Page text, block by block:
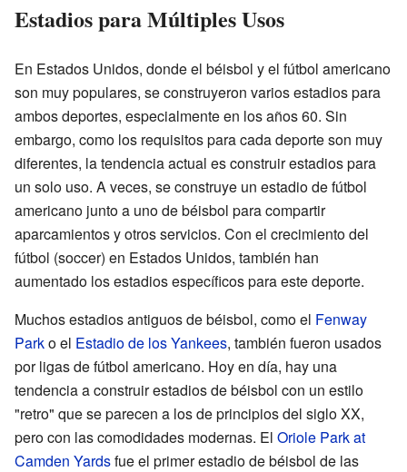
Estadios para Múltiples Usos
En Estados Unidos, donde el béisbol y el fútbol americano
son muy populares, se construyeron varios estadios para
ambos deportes, especialmente en los años 60. Sin
embargo, como los requisitos para cada deporte son muy
diferentes, la tendencia actual es construir estadios para
un solo uso. A veces, se construye un estadio de fútbol
americano junto a uno de béisbol para compartir
aparcamientos y otros servicios. Con el crecimiento del
fútbol (soccer) en Estados Unidos, también han
aumentado los estadios específicos para este deporte.
Muchos estadios antiguos de béisbol, como el Fenway
Parko el Estadio de los Yankees, también fueron usados
por ligas de fútbol americano. Hoy en día, hay una
tendencia a construir estadios de béisbol con un estilo
"retro" que se parecen a los de principios del siglo XX,
pero con las comodidades modernas. El Oriole Park at
Camden Yardsfue el primer estadio de béisbol de las